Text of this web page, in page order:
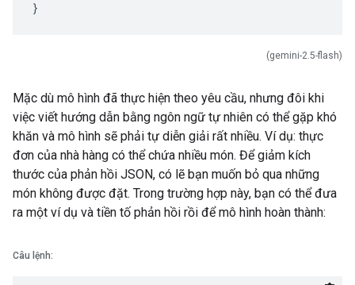
(gemini-2.5-flash)
Mặc dù mô hình đã thực hiện theo yêu cầu, nhưng đôi khi
việc viết hướng dẫn bằng ngôn ngữ tự nhiên có thể gặp khó
khăn và mô hình sẽ phải tự diễn giải rất nhiều. Ví dụ: thực
đơn của nhà hàng có thể chứa nhiều món. Để giảm kích
thước của phản hồi JSON, có lẽ bạn muốn bỏ qua những
món không được đặt. Trong trường hợp này, bạn có thể đưa
ra một ví dụ và tiền tố phản hồi rồi để mô hình hoàn thành:
Câu lệnh: